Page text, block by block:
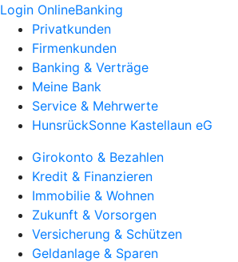
Login OnlineBanking
Privatkunden
Firmenkunden
Banking & Verträge
Meine Bank
Service & Mehrwerte
HunsrückSonne Kastellaun eG
Girokonto & Bezahlen
Kredit & Finanzieren
Immobilie & Wohnen
Zukunft & Vorsorgen
Versicherung & Schützen
Geldanlage & Sparen